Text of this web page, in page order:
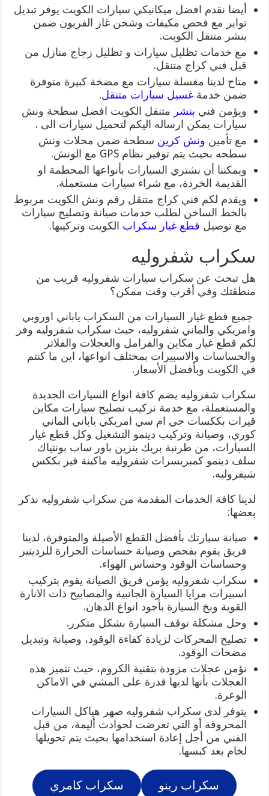
أيضا نقدم افضل ميكانيكي سيارات الكويت يوفر تبديل
تواير مع فحص مكيفات وشحن غاز الفريون ضمن
بنشر متنقل الكويت.
مع خدمات تظليل سيارات و تظليل زجاج منازل من
قبل فني كراج متنقل.
متاح لدينا مغسلة سيارات مع مضخة كبيرة متوفرة
ضمن خدمةغسيل سيارات متنقل.
ويؤمن فني بنشر متنقل الكويت افضل سطحة ونش
سيارات يمكن ارساله اليكم لتحميل سيارات الى .
مع تأمين ونش كرين سطحة ضمن محلات ونش
سطحه بحيث يتم توفير نظام GPS مع الونش.
ويمكننا أن نشتري السيارات بأنواعها المحطمة او
القديمة الخردة، مع شراء سيارات مستعملة.
ويقدم لكم فني كراج متنقل رقم ونش الكويت مربوط
بالخط الساخن لطلب خدمات صيانة وتصليح سيارات
مع توصيل قطع غيار سكراب الكويت وتركيبها.
سكراب شفروليه
هل تبحث عن سكراب سيارات شفروليه قريب من
منطقتك وفي أقرب وقت ممكن؟
جميع قطع غيار السيارات من السكراب ياباني اوروبي
وامريكي والماني شفروليه، حيث سكراب شفروليه وفر
لكم قطع غيار مكاين والفرامل والعجلات والفلاتر
والحساسات والاسبيرات بمختلف انواعها، اين ما كنتم
في الكويت وبأفضل الأسعار.
سكراب شفروليه يضم كافة انواع السيارات الجديدة
والمستعملة، مع خدمة تركيب تصليح سيارات مكاين
قيرات بككسات جي ام سي امريكي ياباني الماني
كوري، وصيانة وتركيب دينمو التشغيل وكل قطع غيار
السيارات، من طرنبة بريك بنزين باور ساب بونتياك
سلف دينمو كمبريسرات شفروليه ماكينة قير بككس
شيفروليه.
لدينا كافة الخدمات المقدمة من سكراب شفروليه نذكر
بعضها:
صيانة سيارتك بأفضل القطع الأصيلة والمتوفرة، لدينا
فريق يقوم بفحص وصيانة حساسات الحرارة للرديتير
وحساسات الوقود وحساس الهواء.
سكراب شفروليه يؤمن فريق الصيانة يقوم بتركيب
اسبيرات مرايا السيارة الجانبية والمصابيح ذات الانارة
القوية وبخ السيارة بأجود انواع الدهان.
وحل مشكلة توقف السيارة بشكل متكرر.
تصليح المحركات لزيادة كفاءة الوقود، وصيانة وتبديل
مضخات الوقود.
نؤمن عجلات مزودة بتقنية الكروم، حيث تتميز هذه
العجلات بأنها لديها قدرة على المشي في الاماكن
الوعرة.
يتوفر لدى سكراب شفروليه صهر هياكل السيارات
المحروقة أو التي تعرضت لحوادث أليمة، من قبل
الفني من أجل إعادة استخدامها بحيث يتم تحويلها
لخام بعد كبسها.
سكراب رينو سكراب كامري